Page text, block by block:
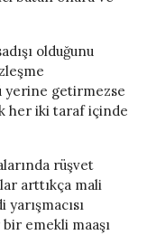
olduğunu
yerine getirmezse
her iki taraf içinde
rüşvet
arttıkça mali
emekli maaşı